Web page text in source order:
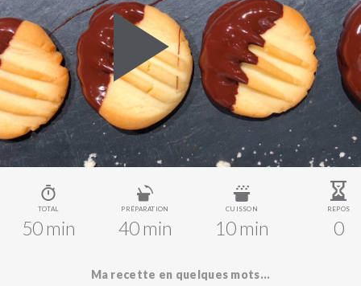
Play
Video
TOTAL
50 min
PRÉPARATION
40 min
CUISSON
10 min
REPOS
0
Ma recette en quelques mots...